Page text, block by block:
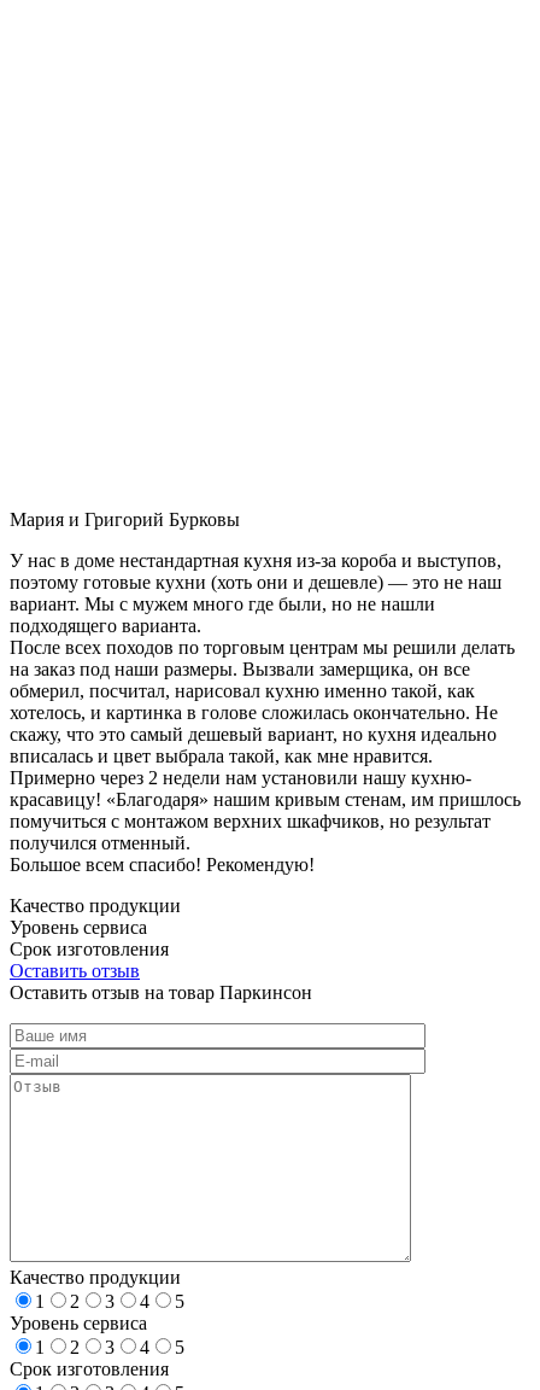
Мария и Григорий Бурковы
У нас в доме нестандартная кухня из-за короба и выступов,
поэтому готовые кухни (хоть они и дешевле) — это не наш
вариант. Мы с мужем много где были, но не нашли
подходящего варианта.
После всех походов по торговым центрам мы решили делать
на заказ под наши размеры. Вызвали замерщика, он все
обмерил, посчитал, нарисовал кухню именно такой, как
хотелось, и картинка в голове сложилась окончательно. Не
скажу, что это самый дешевый вариант, но кухня идеально
вписалась и цвет выбрала такой, как мне нравится.
Примерно через 2 недели нам установили нашу кухню-
красавицу! «Благодаря» нашим кривым стенам, им пришлось
помучиться с монтажом верхних шкафчиков, но результат
получился отменный.
Большое всем спасибо! Рекомендую!
Качество продукции
Уровень сервиса
Срок изготовления
Оставить отзыв
Оставить отзыв на товар Паркинсон
Качество продукции
1
2 3 4
5
Уровень сервиса
1
2 3 4
5
Срок изготовления